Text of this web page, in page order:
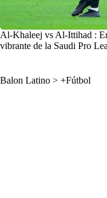
Al-Khaleej vs Al-Ittihad :
vibrante de la Saudi Pro
Balon Latino > +Fútbol